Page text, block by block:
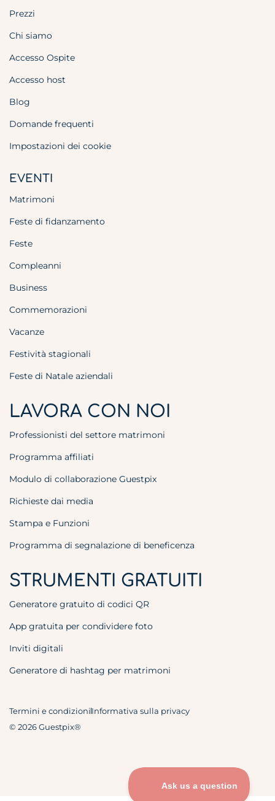
Prezzi
Chi siamo
Accesso Ospite
Accesso host
Blog
Domande frequenti
Impostazioni dei cookie
EVENTI
Matrimoni
Feste di fidanzamento
Feste
Compleanni
Business
Commemorazioni
Vacanze
Festività stagionali
Feste di Natale aziendali
LAVORA CON NOI
Professionisti del settore matrimoni
Programma affiliati
Modulo di collaborazione Guestpix
Richieste dai media
Stampa e Funzioni
Programma di segnalazione di beneficenza
STRUMENTI GRATUITI
Generatore gratuito di codici QR
App gratuita per condividere foto
Inviti digitali
Generatore di hashtag per matrimoni
© 2026 Guestpix®
Termini e condizioniInformativa sulla privacy